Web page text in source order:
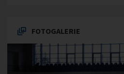
FOTOGALERIE